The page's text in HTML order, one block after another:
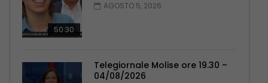
50:30
AGOSTO 5, 2026
Telegiornale Molise ore 19.30 –
04/08/2026